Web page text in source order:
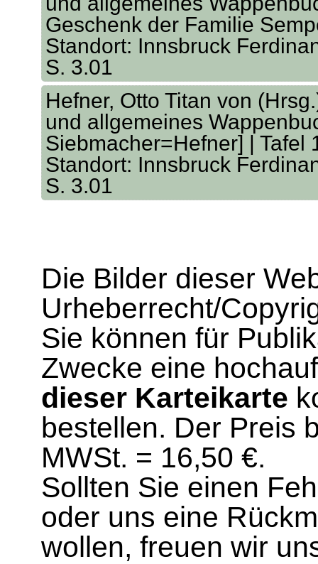
Geschenk der Familie
Standort: Innsbruck
S. 3.01
Hefner, Otto Titan von
und allgemeines
Siebmacher=Hefner] | Tafel
Standort: Innsbruck
S. 3.01
Die Bilder dieser
Urheberrecht/
Sie können für
Zwecke eine
dieser Karteikarte
bestellen. Der Preis
MWSt. = 16,50 €.
Sollten Sie einen
oder uns eine
wollen, freuen wir